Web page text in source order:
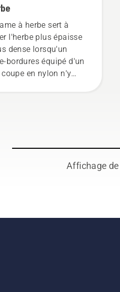
à herbe sert à
l'herbe plus épaisse
dense lorsqu'un
bordures équipé d'un
en nylon n'y
vidéo pour apprendre
Affichage